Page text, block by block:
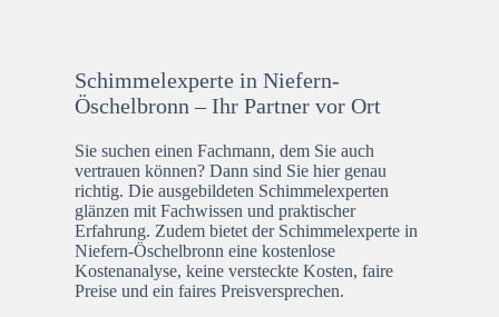
Schimmelexperte in Niefern-
Öschelbronn – Ihr Partner vor Ort
Sie suchen einen Fachmann, dem Sie auch
vertrauen können? Dann sind Sie hier genau
richtig. Die ausgebildeten Schimmelexperten
glänzen mit Fachwissen und praktischer
Erfahrung. Zudem bietet der Schimmelexperte in
Niefern-Öschelbronn eine kostenlose
Kostenanalyse, keine versteckte Kosten, faire
Preise und ein faires Preisversprechen.